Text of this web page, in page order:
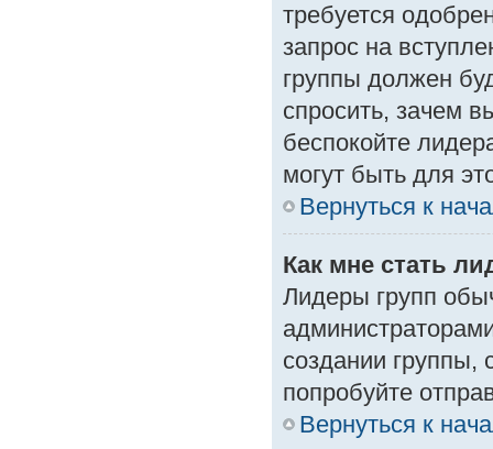
требуется
запрос на
группы должен
спросить, зачем
беспокойте
могут быть для
Вернуться к
Как мне стать
Лидеры групп
создании группы,
попробуйте
Вернуться к